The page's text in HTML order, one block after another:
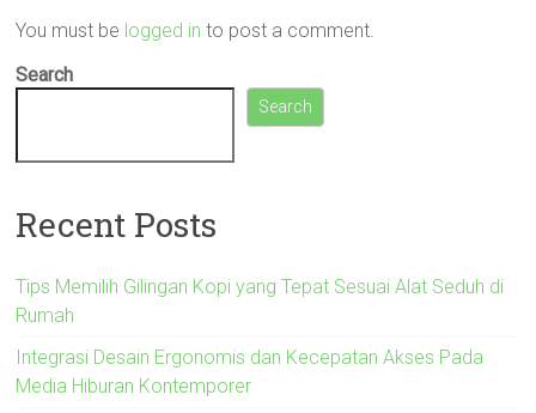
You must be logged in to post a comment.
Search
Search
Recent Posts
Tips Memilih Gilingan Kopi yang Tepat Sesuai Alat Seduh di
Rumah
Integrasi Desain Ergonomis dan Kecepatan Akses Pada
Media Hiburan Kontemporer